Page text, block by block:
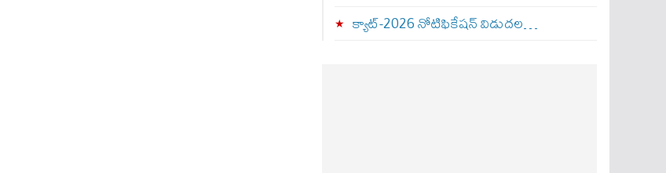
క్యాట్-2026 నోటిఫికేషన్ విడుదల…